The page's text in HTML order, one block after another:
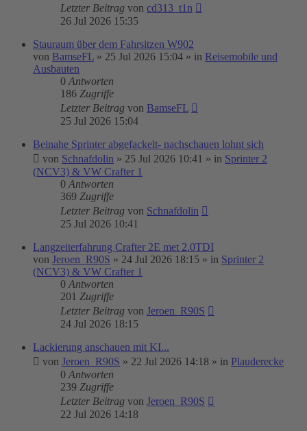
Letzter Beitrag von cd313_t1n
26 Jul 2026 15:35
Stauraum über dem Fahrsitzen W902
von BamseFL » 25 Jul 2026 15:04 » in Reisemobile und
Ausbauten
0 Antworten
186 Zugriffe
Letzter Beitrag von BamseFL
25 Jul 2026 15:04
Beinahe Sprinter abgefackelt- nachschauen lohnt sich
von Schnafdolin » 25 Jul 2026 10:41 » in Sprinter 2
(NCV3) & VW Crafter 1
0 Antworten
369 Zugriffe
Letzter Beitrag von Schnafdolin
25 Jul 2026 10:41
Langzeiterfahrung Crafter 2E met 2.0TDI
von Jeroen_R90S » 24 Jul 2026 18:15 » in Sprinter 2
(NCV3) & VW Crafter 1
0 Antworten
201 Zugriffe
Letzter Beitrag von Jeroen_R90S
24 Jul 2026 18:15
Lackierung anschauen mit KI...
von Jeroen_R90S » 22 Jul 2026 14:18 » in Plauderecke
0 Antworten
239 Zugriffe
Letzter Beitrag von Jeroen_R90S
22 Jul 2026 14:18